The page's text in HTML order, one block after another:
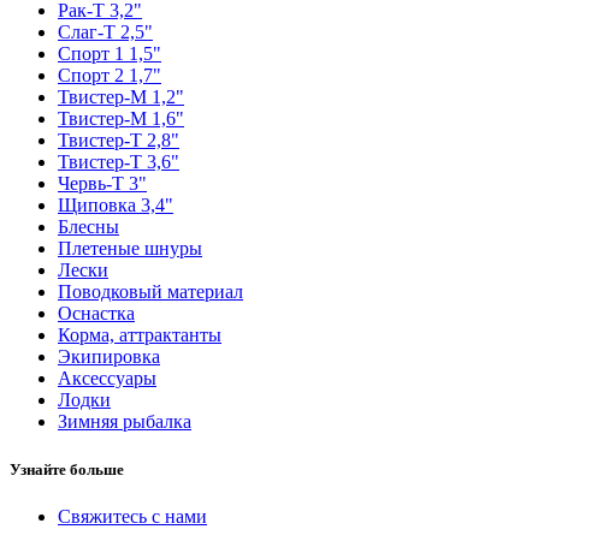
Рак-Т 3,2"
Слаг-Т 2,5"
Спорт 1 1,5"
Спорт 2 1,7"
Твистер-М 1,2"
Твистер-М 1,6"
Твистер-Т 2,8"
Твистер-Т 3,6"
Червь-Т 3"
Щиповка 3,4"
Блесны
Плетеные шнуры
Лески
Поводковый материал
Оснастка
Корма, аттрактанты
Экипировка
Аксессуары
Лодки
Зимняя рыбалка
Узнайте больше
Свяжитесь с нами